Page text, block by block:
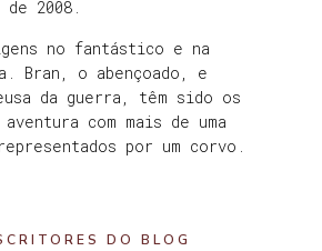
de 2008.
no fantástico e na
Bran, o abençoado, e
da guerra, têm sido os
com mais de uma
por um corvo.
DO BLOG